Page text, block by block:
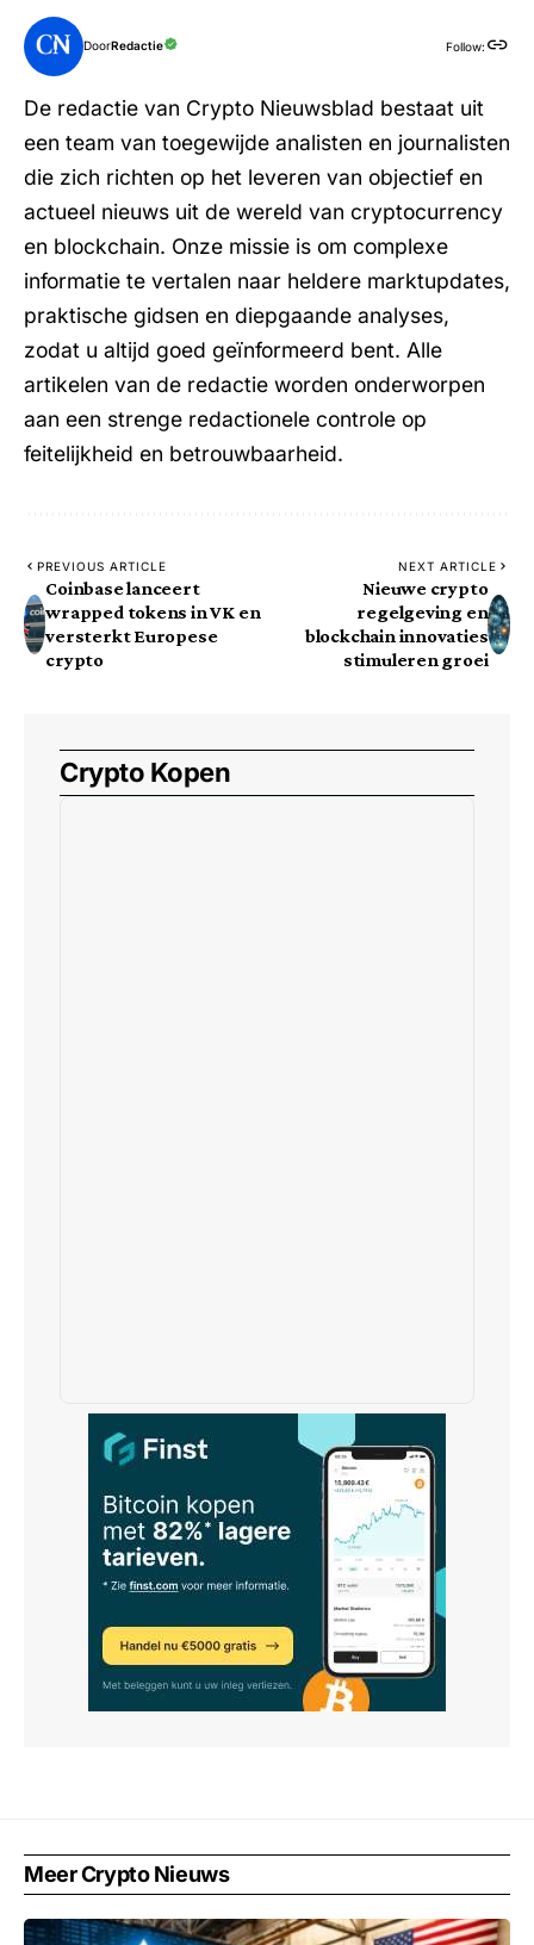
DoorRedactie Follow:
De redactie van Crypto Nieuwsblad bestaat uit
een team van toegewijde analisten en journalisten
die zich richten op het leveren van objectief en
actueel nieuws uit de wereld van cryptocurrency
en blockchain. Onze missie is om complexe
informatie te vertalen naar heldere marktupdates,
praktische gidsen en diepgaande analyses,
zodat u altijd goed geïnformeerd bent. Alle
artikelen van de redactie worden onderworpen
aan een strenge redactionele controle op
feitelijkheid en betrouwbaarheid.
PREVIOUS ARTICLE
Coinbase lanceert
wrapped tokens in VK en
versterkt Europese
crypto
NEXT ARTICLE
Nieuwe crypto
regelgeving en
blockchain innovaties
stimuleren groei
Crypto Kopen
Meer Crypto Nieuws